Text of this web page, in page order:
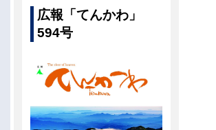
広報「てんかわ」
594号